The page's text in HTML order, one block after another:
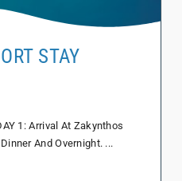
STAY
1: Arrival At Zakynthos
And Overnight. ...